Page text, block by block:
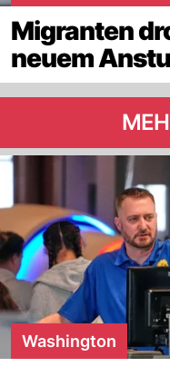
Migranten
neuem
Washington